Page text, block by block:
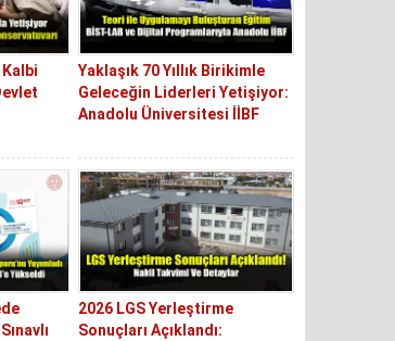
Kalbi
Yaklaşık 70 Yıllık Birikimle
Geleceğin Liderleri Yetişiyor:
Anadolu Üniversitesi İİBF
2026 LGS Yerleştirme
Sonuçları Açıklandı: